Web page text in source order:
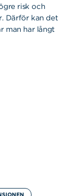
risk och
Därför kan det
man har långt